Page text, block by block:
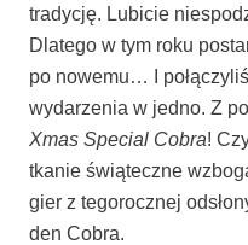
tra­dy­cję. Lubi­cie
Dla­te­go w tym roku
po nowe­mu… I
wyda­rze­nia w jed­no. Z
Xmas Spe­cial Cobra!
tka­nie świą­tecz­ne
gier z tego­rocz­nej
den Cobra.